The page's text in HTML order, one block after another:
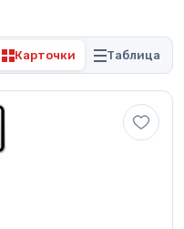
Карточки Таблица